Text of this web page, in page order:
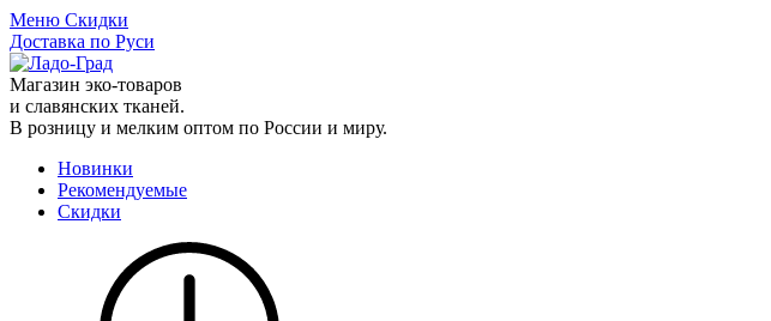
Меню Скидки
Доставка по Руси
Магазин эко-товаров
и славянских тканей.
В розницу и мелким оптом по России и миру.
Новинки
Рекомендуемые
Скидки